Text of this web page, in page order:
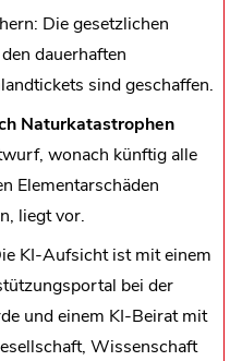
Die gesetzlichen
dauerhaften
sind geschaffen.
Naturkatastrophen
wonach künftig alle
Elementarschäden
liegt vor.
KI-Aufsicht ist mit einem
bei der
und einem KI-Beirat mit
Wissenschaft